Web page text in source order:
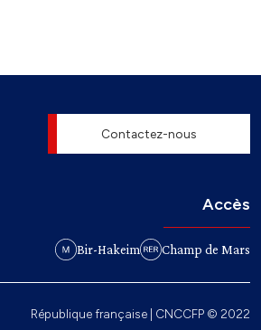
Contactez-nous
Accès
Bir-Hakeim Champ de Mars
République française | CNCCFP © 2022